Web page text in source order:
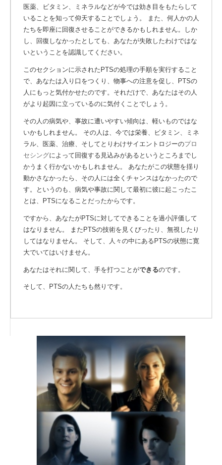
医薬、ビタミン、ミネラルなどが今では効き目をもたらして
いることを知って仰天することでしょう。 また、何人かの人
たちを即座に回復させることができるかもしれません。しか
し、回復しなかったとしても、あなたが失敗したわけではな
いということを認識してください。
このセクションに示されたPTSの処理の手順を実行すること
で、あなたは入り口をつくり、物事への注意を促し、PTSの
人にもっと気付かせたのです。それだけで、あなたはその人
がより起因に立っているのに気付くことでしょう。
その人の病気や、事故に遭いやすい傾向は、軽いものではな
いかもしれません。 その人は、今では栄養、ビタミン、ミネ
ラル、医薬、治療、そしてとりわけサイエントロジーのプロ
セシングによって回復する見込みがあるというところまでし
かうまく行かないかもしれません。
あなたがこの状態を揺り
動かさなかったら、その人には全くチャンスはなかったので
す。というのも、病気や事故に関して最初に彼に起こったこ
とは、PTSになることだったからです。
ですから、あなたがPTSに対してできることを過小評価して
はなりません。 またPTSの技術を見くびったり、無視したり
してはなりません。 そして、人々の中にあるPTSの状態に寛
大でいてはいけません。
あなたはそれに関して、手を打つことができるのです。
そして、PTSの人たちも然りです。